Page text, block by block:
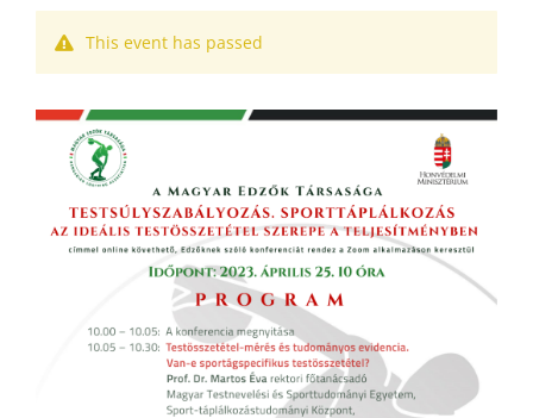
This event has passed